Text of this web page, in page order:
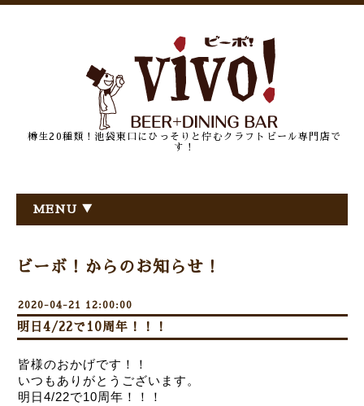
樽生20種類！池袋東口にひっそりと佇むクラフトビール専門店で
す！
MENU ▼
ビーボ！からのお知らせ！
2020-04-21 12:00:00
明日4/22で10周年！！！
皆様のおかげです！！
いつもありがとうございます。
明日4/22で10周年！！！